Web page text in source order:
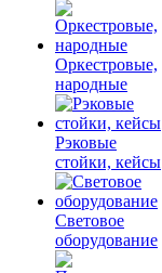
Оркестровые,
народные
Рэковые
стойки, кейсы
Световое
оборудование